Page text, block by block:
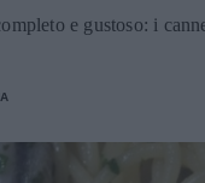
e gustoso: i